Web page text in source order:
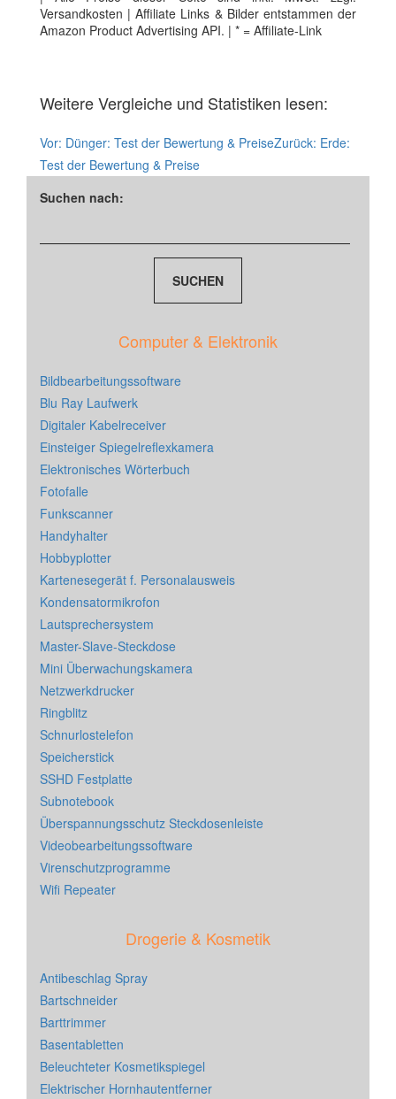
Versandkosten | Affiliate Links & Bilder entstammen der
Amazon Product Advertising API. | * = Affiliate-Link
Weitere Vergleiche und Statistiken lesen:
Vor: Dünger: Test der Bewertung & PreiseZurück: Erde:
Test der Bewertung & Preise
Suchen nach:
Computer & Elektronik
Bildbearbeitungssoftware
Blu Ray Laufwerk
Digitaler Kabelreceiver
Einsteiger Spiegelreflexkamera
Elektronisches Wörterbuch
Fotofalle
Funkscanner
Handyhalter
Hobbyplotter
Kartenesegerät f. Personalausweis
Kondensatormikrofon
Lautsprechersystem
Master-Slave-Steckdose
Mini Überwachungskamera
Netzwerkdrucker
Ringblitz
Schnurlostelefon
Speicherstick
SSHD Festplatte
Subnotebook
Überspannungsschutz Steckdosenleiste
Videobearbeitungssoftware
Virenschutzprogramme
Wifi Repeater
Drogerie & Kosmetik
Antibeschlag Spray
Bartschneider
Barttrimmer
Basentabletten
Beleuchteter Kosmetikspiegel
Elektrischer Hornhautentferner